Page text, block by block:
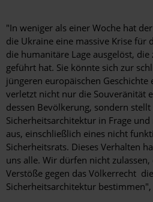
"In weniger als einer Woche hat
die Ukraine eine massive Krise für
die humanitäre Lage ausgelöst,
geführt hat. Sie könnte sich zur
jüngeren europäischen Geschichte
verletzt nicht nur die Souveränität
dessen Bevölkerung, sondern
Sicherheitsarchitektur in Frage
aus, einschließlich eines nicht
Sicherheitsrats. Dieses Verhalten
uns alle. Wir dürfen nicht
Verstöße gegen das Völkerrecht
Sicherheitsarchitektur bestimmen",